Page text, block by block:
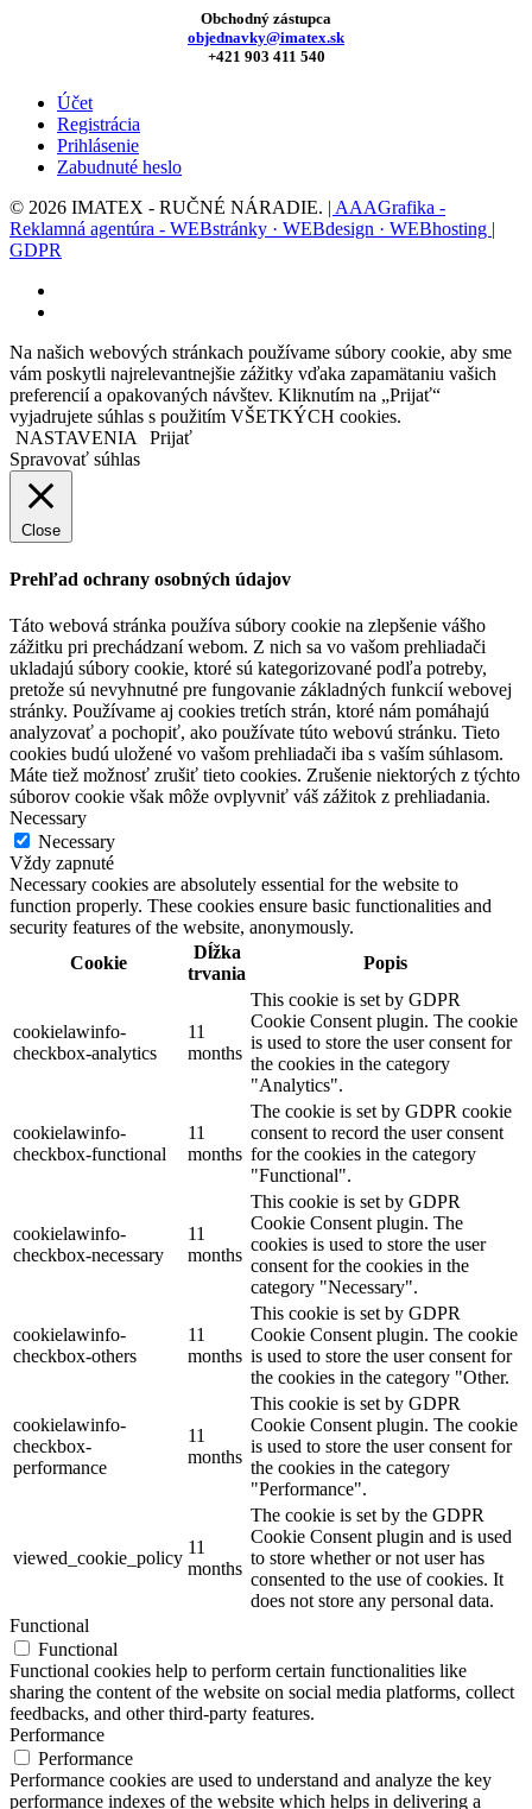
Obchodný zástupca
objednavky@imatex.sk
+421 903 411 540
Účet
Registrácia
Prihlásenie
Zabudnuté heslo
© 2026 IMATEX - RUČNÉ NÁRADIE. | AAAGrafika -
Reklamná agentúra - WEBstránky · WEBdesign · WEBhosting |
GDPR
Na našich webových stránkach používame súbory cookie, aby sme
vám poskytli najrelevantnejšie zážitky vďaka zapamätaniu vašich
preferencií a opakovaných návštev. Kliknutím na „Prijať“
vyjadrujete súhlas s použitím VŠETKÝCH cookies.
NASTAVENIA
Prijať
Spravovať súhlas
Close
Prehľad ochrany osobných údajov
Táto webová stránka používa súbory cookie na zlepšenie vášho
zážitku pri prechádzaní webom. Z nich sa vo vašom prehliadači
ukladajú súbory cookie, ktoré sú kategorizované podľa potreby,
pretože sú nevyhnutné pre fungovanie základných funkcií webovej
stránky. Používame aj cookies tretích strán, ktoré nám pomáhajú
analyzovať a pochopiť, ako používate túto webovú stránku. Tieto
cookies budú uložené vo vašom prehliadači iba s vaším súhlasom.
Máte tiež možnosť zrušiť tieto cookies. Zrušenie niektorých z týchto
súborov cookie však môže ovplyvniť váš zážitok z prehliadania.
Necessary
Necessary
Vždy zapnuté
Necessary cookies are absolutely essential for the website to
function properly. These cookies ensure basic functionalities and
security features of the website, anonymously.
Cookie
Dĺžka
trvania
Popis
cookielawinfo-
checkbox-analytics
11
months
This cookie is set by GDPR
Cookie Consent plugin. The cookie
is used to store the user consent for
the cookies in the category
"Analytics".
cookielawinfo-
checkbox-functional
11
months
The cookie is set by GDPR cookie
consent to record the user consent
for the cookies in the category
"Functional".
cookielawinfo-
checkbox-necessary
11
months
This cookie is set by GDPR
Cookie Consent plugin. The
cookies is used to store the user
consent for the cookies in the
category "Necessary".
cookielawinfo-
checkbox-others
11
months
This cookie is set by GDPR
Cookie Consent plugin. The cookie
is used to store the user consent for
the cookies in the category "Other.
cookielawinfo-
checkbox-
performance
11
months
This cookie is set by GDPR
Cookie Consent plugin. The cookie
is used to store the user consent for
the cookies in the category
"Performance".
viewed_cookie_policy
11
months
The cookie is set by the GDPR
Cookie Consent plugin and is used
to store whether or not user has
consented to the use of cookies. It
does not store any personal data.
Functional
Functional
Functional cookies help to perform certain functionalities like
sharing the content of the website on social media platforms, collect
feedbacks, and other third-party features.
Performance
Performance
Performance cookies are used to understand and analyze the key
performance indexes of the website which helps in delivering a